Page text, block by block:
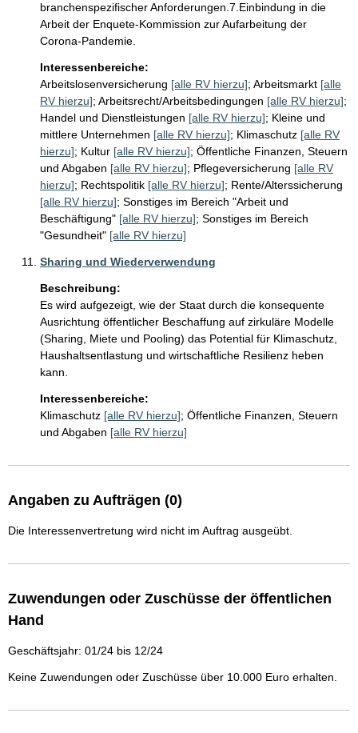
branchenspezifischer Anforderungen.7.Einbindung in die
Arbeit der Enquete-Kommission zur Aufarbeitung der
Corona-Pandemie.
Interessenbereiche:
Arbeitslosenversicherung [alle RV hierzu]; Arbeitsmarkt [alle
RV hierzu]; Arbeitsrecht/Arbeitsbedingungen [alle RV hierzu];
Handel und Dienstleistungen [alle RV hierzu]; Kleine und
mittlere Unternehmen [alle RV hierzu]; Klimaschutz [alle RV
hierzu]; Kultur [alle RV hierzu]; Öffentliche Finanzen, Steuern
und Abgaben [alle RV hierzu]; Pflegeversicherung [alle RV
hierzu]; Rechtspolitik [alle RV hierzu]; Rente/Alterssicherung
[alle RV hierzu]; Sonstiges im Bereich "Arbeit und
Beschäftigung" [alle RV hierzu]; Sonstiges im Bereich
"Gesundheit" [alle RV hierzu]
Sharing und Wiederverwendung
Beschreibung:
Es wird aufgezeigt, wie der Staat durch die konsequente
Ausrichtung öffentlicher Beschaffung auf zirkuläre Modelle
(Sharing, Miete und Pooling) das Potential für Klimaschutz,
Haushaltsentlastung und wirtschaftliche Resilienz heben
kann.
Interessenbereiche:
Klimaschutz [alle RV hierzu]; Öffentliche Finanzen, Steuern
und Abgaben [alle RV hierzu]
Angaben zu Aufträgen (0)
Die Interessenvertretung wird nicht im Auftrag ausgeübt.
Zuwendungen oder Zuschüsse der öffentlichen
Hand
Geschäftsjahr: 01/24 bis 12/24
Keine Zuwendungen oder Zuschüsse über 10.000 Euro erhalten.